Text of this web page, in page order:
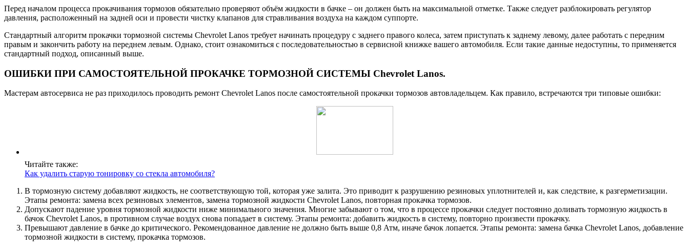
Перед началом процесса прокачивания тормозов обязательно проверяют объём жидкости в бачке – он должен быть на максимальной отметке. Также следует разблокировать регулятор
давления, расположенный на задней оси и провести чистку клапанов для стравливания воздуха на каждом суппорте.
Стандартный алгоритм прокачки тормозной системы Chevrolet Lanos требует начинать процедуру с заднего правого колеса, затем приступать к заднему левому, далее работать с передним
правым и закончить работу на переднем левым. Однако, стоит ознакомиться с последовательностью в сервисной книжке вашего автомобиля. Если такие данные недоступны, то применяется
стандартный подход, описанный выше.
ОШИБКИ ПРИ САМОСТОЯТЕЛЬНОЙ ПРОКАЧКЕ ТОРМОЗНОЙ СИСТЕМЫ Chevrolet Lanos.
Мастерам автосервиса не раз приходилось проводить ремонт Chevrolet Lanos после самостоятельной прокачки тормозов автовладельцем. Как правило, встречаются три типовые ошибки:
Читайте также:
Как удалить старую тонировку со стекла автомобиля?
В тормозную систему добавляют жидкость, не соответствующую той, которая уже залита. Это приводит к разрушению резиновых уплотнителей и, как следствие, к разгерметизации.
Этапы ремонта: замена всех резиновых элементов, замена тормозной жидкости Chevrolet Lanos, повторная прокачка тормозов.
Допускают падение уровня тормозной жидкости ниже минимального значения. Многие забывают о том, что в процессе прокачки следует постоянно доливать тормозную жидкость в
бачок Chevrolet Lanos, в противном случае воздух снова попадает в систему. Этапы ремонта: добавить жидкость в систему, повторно произвести прокачку.
Превышают давление в бачке до критического. Рекомендованное давление не должно быть выше 0,8 Атм, иначе бачок лопается. Этапы ремонта: замена бачка Chevrolet Lanos, добавление
тормозной жидкости в систему, прокачка тормозов.